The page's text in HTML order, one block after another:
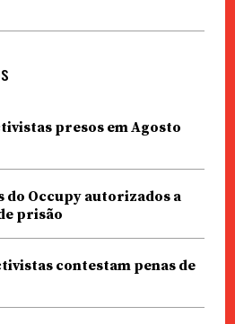
presos em Agosto
do Occupy autorizados a
prisão
contestam penas de